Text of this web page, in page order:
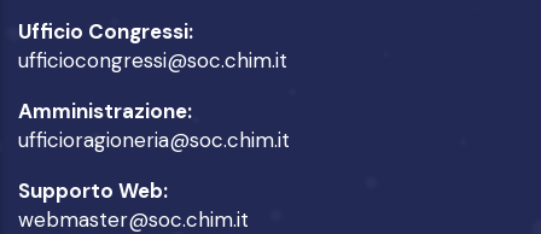
Ufficio Congressi:
ufficiocongressi@soc.chim.it
Amministrazione:
ufficioragioneria@soc.chim.it
Supporto Web:
webmaster@soc.chim.it